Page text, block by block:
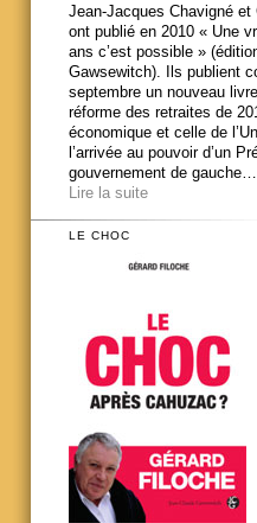
Jean-Jacques Chavigné et
ont publié en 2010 « Une
ans c’est possible »
Gawsewitch). Ils publient
septembre un nouveau
réforme des retraites de
économique et celle de
l’arrivée au pouvoir d’un
gouvernement de gauche…
Lire la suite
LE CHOC